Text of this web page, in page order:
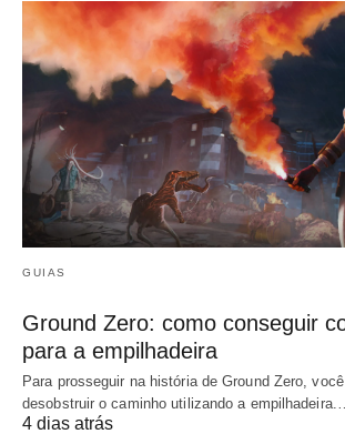
GUIAS
Ground Zero: como conseguir
para a empilhadeira
Para prosseguir na história de Ground Zero,
desobstruir o caminho utilizando a empilhadeira.…
4 dias atrás